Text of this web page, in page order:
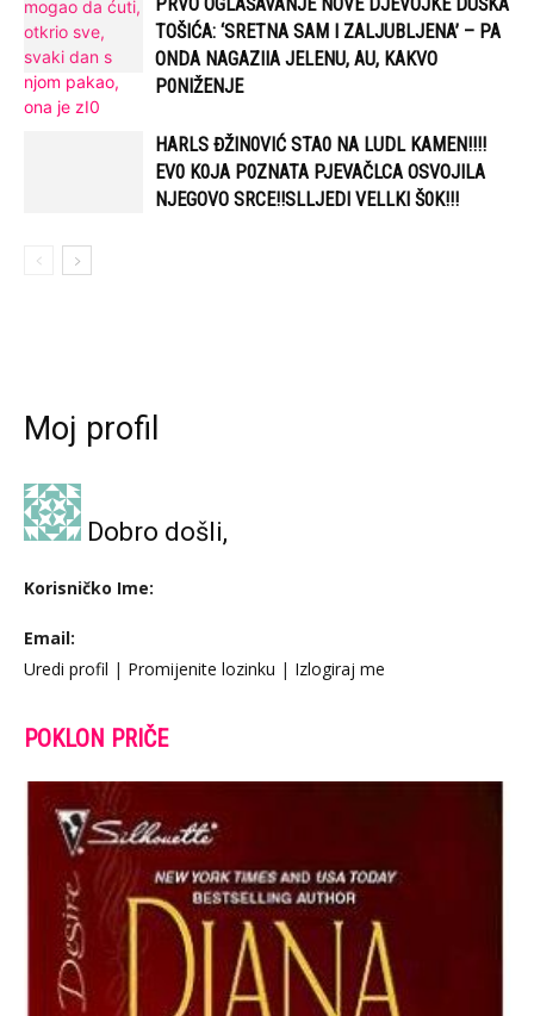
TOŠIĆA: ‘SRETNA SAM I ZALJUBLJENA’ – PA
ONDA NAGAZIIA JELENU, AU, KAKVO
P0NIŽENJE
HARLS ĐŽIN0VIĆ STA0 NA LUDL KAMEN!!!!
EV0 K0JA P0ZNATA PJEVAČLCA OSVOJILA
NJEGOVO SRCE!!SLLJEDI VELLKI Š0K!!!
Moj profil
Dobro došli,
Korisničko Ime:
Email:
Uredi profil | Promijenite lozinku | Izlogiraj me
POKLON PRIČE